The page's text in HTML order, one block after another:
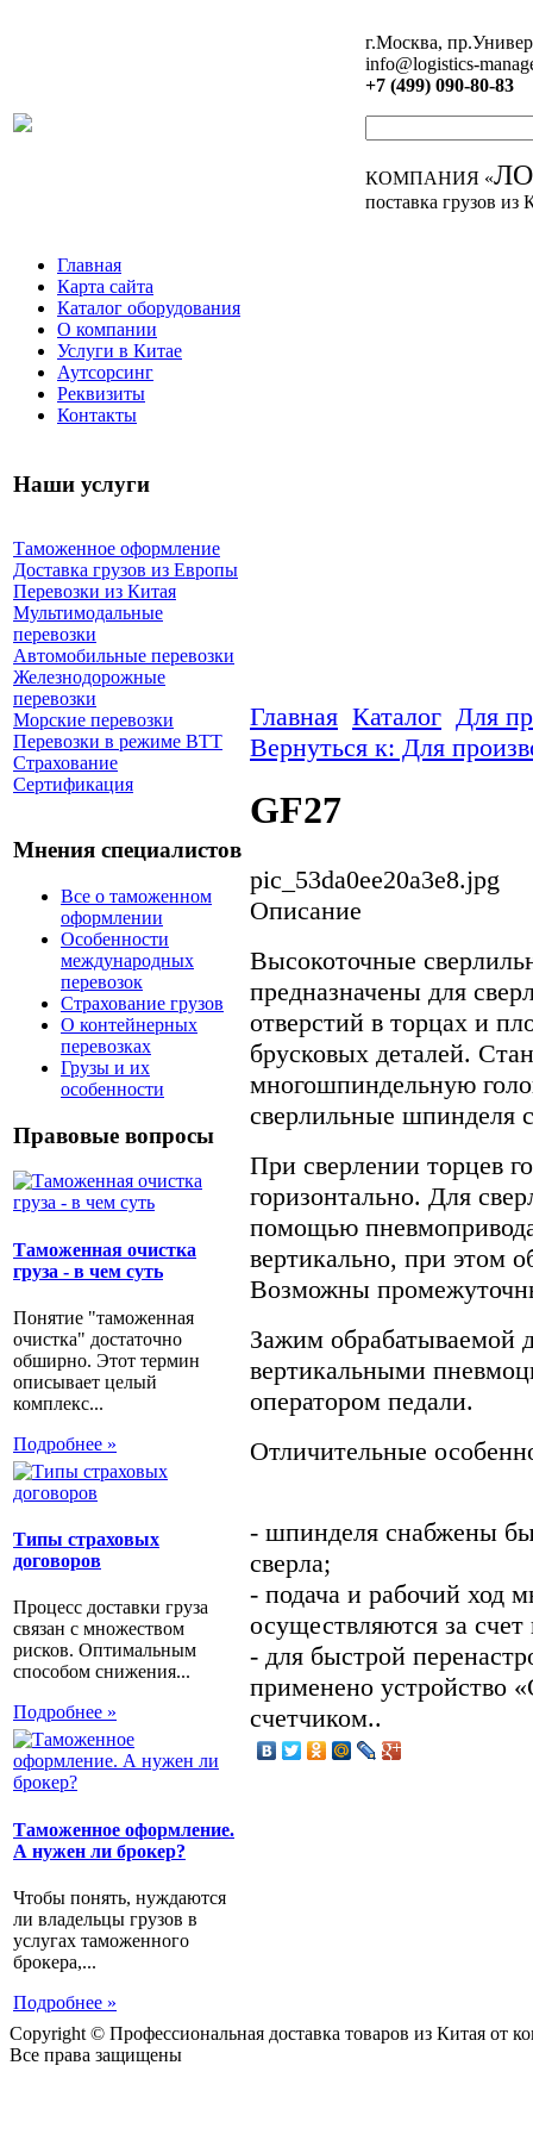
г.Москва,
info@logistics-
+7 (499) 090-80-83
КОМПАНИЯ «
поставка грузов из
Главная
Карта сайта
Каталог оборудования
О компании
Услуги в Китае
Аутсорсинг
Реквизиты
Контакты
Наши услуги
Таможенное оформление
Доставка грузов из Европы
Перевозки из Китая
Мультимодальные
перевозки
Автомобильные перевозки
Железнодорожные
перевозки
Морские перевозки
Перевозки в режиме ВТТ
Страхование
Сертификация
Мнения специалистов
Все о таможенном
оформлении
Особенности
международных
перевозок
Страхование грузов
О контейнерных
перевозках
Грузы и их
особенности
Правовые вопросы
Таможенная очистка
груза - в чем суть
Понятие "таможенная
очистка" достаточно
обширно. Этот термин
описывает целый
комплекс...
Подробнее »
Типы страховых
договоров
Процесс доставки груза
связан с множеством
рисков. Оптимальным
способом снижения...
Подробнее »
Таможенное оформление.
А нужен ли брокер?
Чтобы понять, нуждаются
ли владельцы грузов в
услугах таможенного
брокера,...
Подробнее »
Главная Каталог Для
Вернуться к: Для
GF27
pic_53da0ee20a3e8.jpg
Описание
Высокоточные
предназначены для
отверстий в торцах и
брусковых деталей.
многошпиндельную
сверлильные шпинделя
При сверлении торцев
горизонтально. Для
помощью пневмопривода
вертикально, при этом
Возможны
Зажим обрабатываемой
вертикальными
оператором педали.
Отличительные
- шпинделя снабжены
сверла;
- подача и рабочий ход
осуществляются за
- для быстрой
применено устройство
счетчиком..
Copyright © Профессиональная доставка товаров из Китая от
Все права защищены